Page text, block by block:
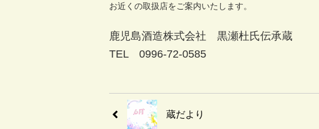
お近くの取扱店をご案内いたします。
鹿児島酒造株式会社 黒瀬杜氏伝承蔵
TEL 0996-72-0585
蔵だより